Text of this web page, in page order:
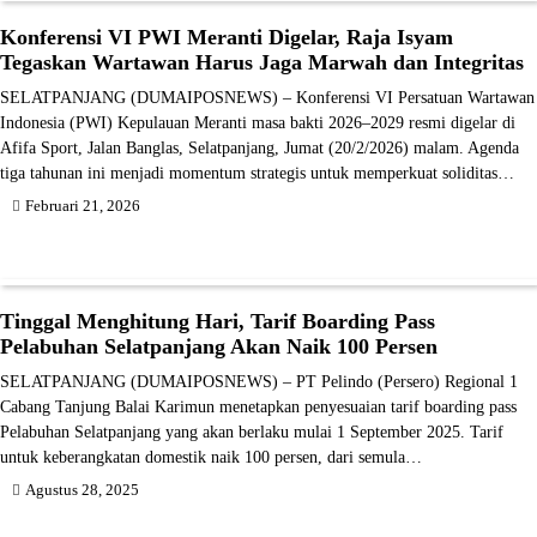
Konferensi VI PWI Meranti Digelar, Raja Isyam
Tegaskan Wartawan Harus Jaga Marwah dan Integritas
SELATPANJANG (DUMAIPOSNEWS) – Konferensi VI Persatuan Wartawan
Indonesia (PWI) Kepulauan Meranti masa bakti 2026–2029 resmi digelar di
Afifa Sport, Jalan Banglas, Selatpanjang, Jumat (20/2/2026) malam. Agenda
tiga tahunan ini menjadi momentum strategis untuk memperkuat soliditas…
Februari 21, 2026
Tinggal Menghitung Hari, Tarif Boarding Pass
Pelabuhan Selatpanjang Akan Naik 100 Persen
SELATPANJANG (DUMAIPOSNEWS) – PT Pelindo (Persero) Regional 1
Cabang Tanjung Balai Karimun menetapkan penyesuaian tarif boarding pass
Pelabuhan Selatpanjang yang akan berlaku mulai 1 September 2025. Tarif
untuk keberangkatan domestik naik 100 persen, dari semula…
Agustus 28, 2025